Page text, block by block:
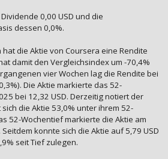
0,00 USD und die
dessen 0,0%.
die Aktie von Coursera eine Rendite
damit den Vergleichsindex um -70,4%
vier Wochen lag die Rendite bei
Die Aktie markierte das 52-
bei 12,32 USD. Derzeitig notiert der
sich die Aktie 53,0% unter ihrem 52-
52-Wochentief markierte die Aktie am
konnte sich die Aktie auf 5,79 USD
seit Tief zulegen.